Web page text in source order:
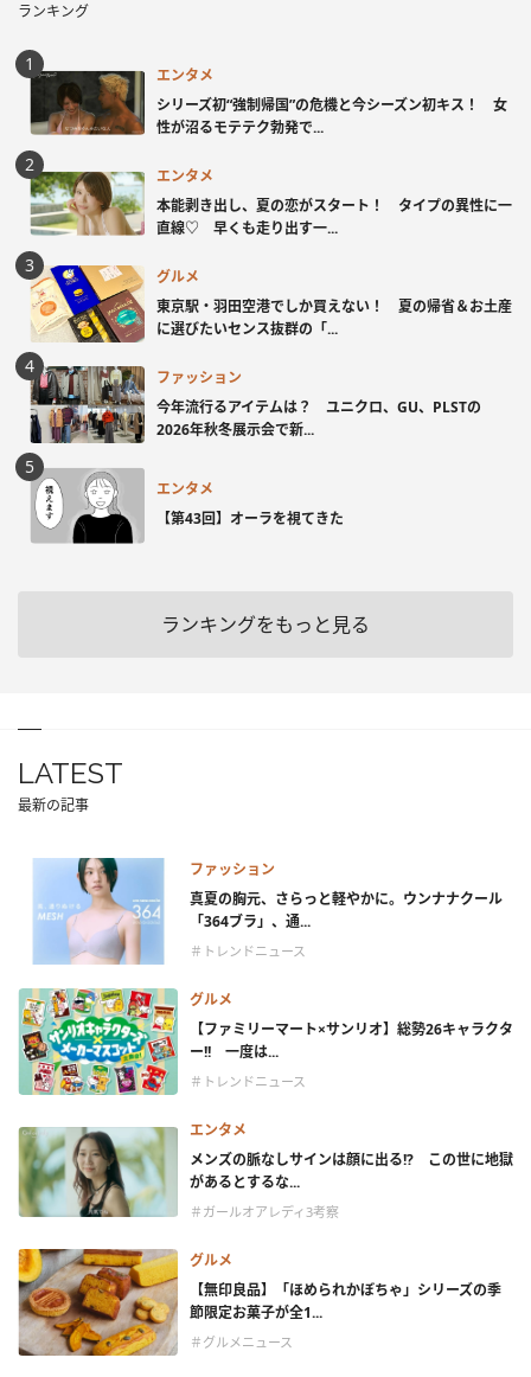
ランキング
エンタメ
シリーズ初“強制帰国”の危機と今シーズン初キス！ 女
性が沼るモテテク勃発で...
エンタメ
本能剥き出し、夏の恋がスタート！ タイプの異性に一
直線♡ 早くも走り出す一...
グルメ
東京駅・羽田空港でしか買えない！ 夏の帰省＆お土産
に選びたいセンス抜群の「...
ファッション
今年流行るアイテムは？ ユニクロ、GU、PLSTの
2026年秋冬展示会で新...
エンタメ
【第43回】オーラを視てきた
ランキングをもっと見る
LATEST
最新の記事
ファッション
真夏の胸元、さらっと軽やかに。ウンナナクール
「364ブラ」、通...
＃トレンドニュース
グルメ
【ファミリーマート×サンリオ】総勢26キャラクタ
ー!! 一度は...
＃トレンドニュース
エンタメ
メンズの脈なしサインは顔に出る!? この世に地獄
があるとするな...
＃ガールオアレディ3考察
グルメ
【無印良品】「ほめられかぼちゃ」シリーズの季
節限定お菓子が全1...
＃グルメニュース